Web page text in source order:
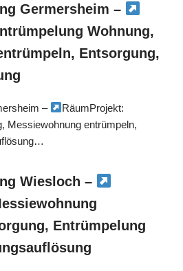
Germersheim –
Wohnung,
Entsorgung,
–
RäumProjekt:
Messiewohnung entrümpeln,
Wiesloch –
Entrümpelung